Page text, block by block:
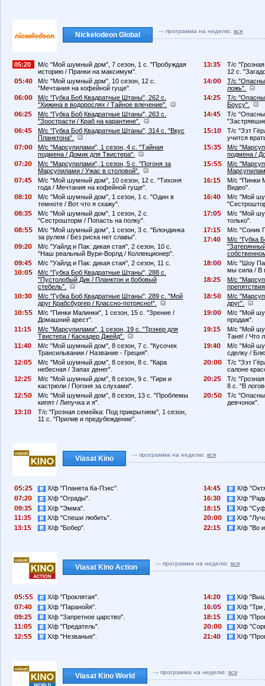
Nickelodeon Global программа на неделю: вся
05:20
М/с "Мой шумный дом", 7 сезон, 1 с. "Пробуждая
историю / Пранки на максимум".
:4
М/с "Мой шумный дом", 10 сезон, 12 с.
"Мечтания на кофейной гуще".
6:
М/с "Губка Боб Квадратные Штаны", 262 с.
"Хижина в водорослях / Тайное влечение".
6:2
М/с "Губка Боб Квадратные Штаны", 263 с.
"Зоострасти / Краб на карантине".
6:4
М/с "Губка Боб Квадратные Штаны", 314 с. "Вкус
Планктона".
7:
М/с "Марсупилами", 1 сезон, 4 с. "Тайная
подмена / Домик для Твистера".
7:2
М/с "Марсупилами", 1 сезон, 5 с. "Погоня за
Марсупилами / Ужас в столовой".
7:4
М/с "Мой шумный дом", 10 сезон, 12 с. "Тихоня
года / Мечтания на кофейной гуще".
8:1
М/с "Мой шумный дом", 1 сезон, 1 с. "Один в
темноте / Вот что я скажу".
8:3
М/с "Мой шумный дом", 1 сезон, 2 с.
"Сестрошторм / Попасть на полку".
8:
М/с "Мой шумный дом", 1 сезон, 3 с. "Блондинка
за рулем / Без риска нет славы".
9:2
М/с "Уайлд и Пак: дикая стая", 2 сезон, 10 с.
"Наш реальный Вури-Ворлд / Коллекционер".
9:4
М/с "Уайлд и Пак: дикая стая", 2 сезон, 11 с.
1
:
М/с "Губка Боб Квадратные Штаны", 288 с.
"Пустолобый Дик / Планктон и бобовый
стебель".
1
:3
М/с "Губка Боб Квадратные Штаны", 289 с. "Мой
друг Крабсбургер / Классно-потрясно!".
1
:
М/с "Пинки Малинки", 1 сезон, 15 с. "Зрение /
Домашний арест".
11:1
М/с "Марсупилами", 1 сезон, 19 с. "Трэкер для
Твистера / Каскадер Джейд".
11:4
М/с "Мой шумный дом", 8 сезон, 7 с. "Кусочек
Трансильвании / Название - Греция".
12:
М/с "Мой шумный дом", 8 сезон, 8 с. "Кара
небесная / Запах денег".
12:2
М/с "Мой шумный дом", 8 сезон, 9 с. "Гири и
кастрюли / Погоня за слухами".
12:
М/с "Мой шумный дом", 8 сезон, 13 с. "Проблемы
кипят / Липучка и я".
13:1
Т/с "Грозная семейка: Под прикрытием", 1 сезон,
11 с. "Прилив и предубеждение".
13:3
Т/с
12 с.
14:
Т/с
ложь".
14:2
Т/с
Боусу".
14:4
Т/с
1
:1
Т/с "Зэт
учится
1
:3
М/с
подмена /
1
:
М/с
16:1
М/с "Пинки
Видео".
16:4
М/с "Мой
17:
М/с "Мой
только".
17:1
М/с "Соник
17:4
М/с "Губка
18:
М/с "Шоу
мы сила / В
18:2
М/с
18:
М/с
друг".
19:
М/с "Мой
продаж".
19:1
М/с "Мой
Таня! / Что
19:4
М/с "Мой
сделку /
2
:
Т/с "Зэт
салоне
2
:2
Т/с
8 с. "В
2
:
Т/с
девчонок".
Viasat Kino программа на неделю: вся
:2
Х/ф "Планета Ка-Пэкс".
7:2
Х/ф "Ограды".
9:3
Х/ф "Эмма".
11:3
Х/ф "Спеши любить".
13:1
Х/ф "Бобер".
14:4
Х/ф
16:3
Х/ф
18:1
Х/ф
2
:
Х/ф
22:1
Х/ф "Во
Viasat Kino Action программа на неделю: вся
:
Х/ф "Проклятая".
7:4
Х/ф "Паранойя".
9:2
Х/ф "Запретное царство".
11:
Х/ф "Предатель".
12:
Х/ф "Незваные".
14:2
Х/ф
16:
Х/ф "Три
18:1
Х/ф
2
:
Х/ф
21:4
Х/ф
Viasat Kino World программа на неделю: вся